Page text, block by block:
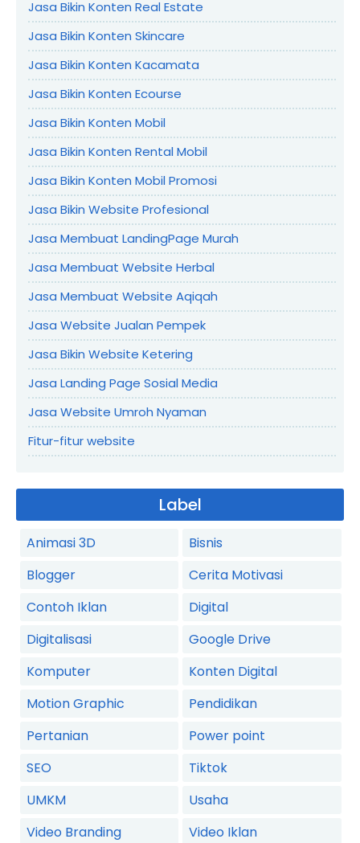
Jasa Bikin Konten Real Estate
Jasa Bikin Konten Skincare
Jasa Bikin Konten Kacamata
Jasa Bikin Konten Ecourse
Jasa Bikin Konten Mobil
Jasa Bikin Konten Rental Mobil
Jasa Bikin Konten Mobil Promosi
Jasa Bikin Website Profesional
Jasa Membuat LandingPage Murah
Jasa Membuat Website Herbal
Jasa Membuat Website Aqiqah
Jasa Website Jualan Pempek
Jasa Bikin Website Ketering
Jasa Landing Page Sosial Media
Jasa Website Umroh Nyaman
Fitur-fitur website
Label
Animasi 3D
Bisnis
Blogger
Cerita Motivasi
Contoh Iklan
Digital
Digitalisasi
Google Drive
Komputer
Konten Digital
Motion Graphic
Pendidikan
Pertanian
Power point
SEO
Tiktok
UMKM
Usaha
Video Branding
Video Iklan